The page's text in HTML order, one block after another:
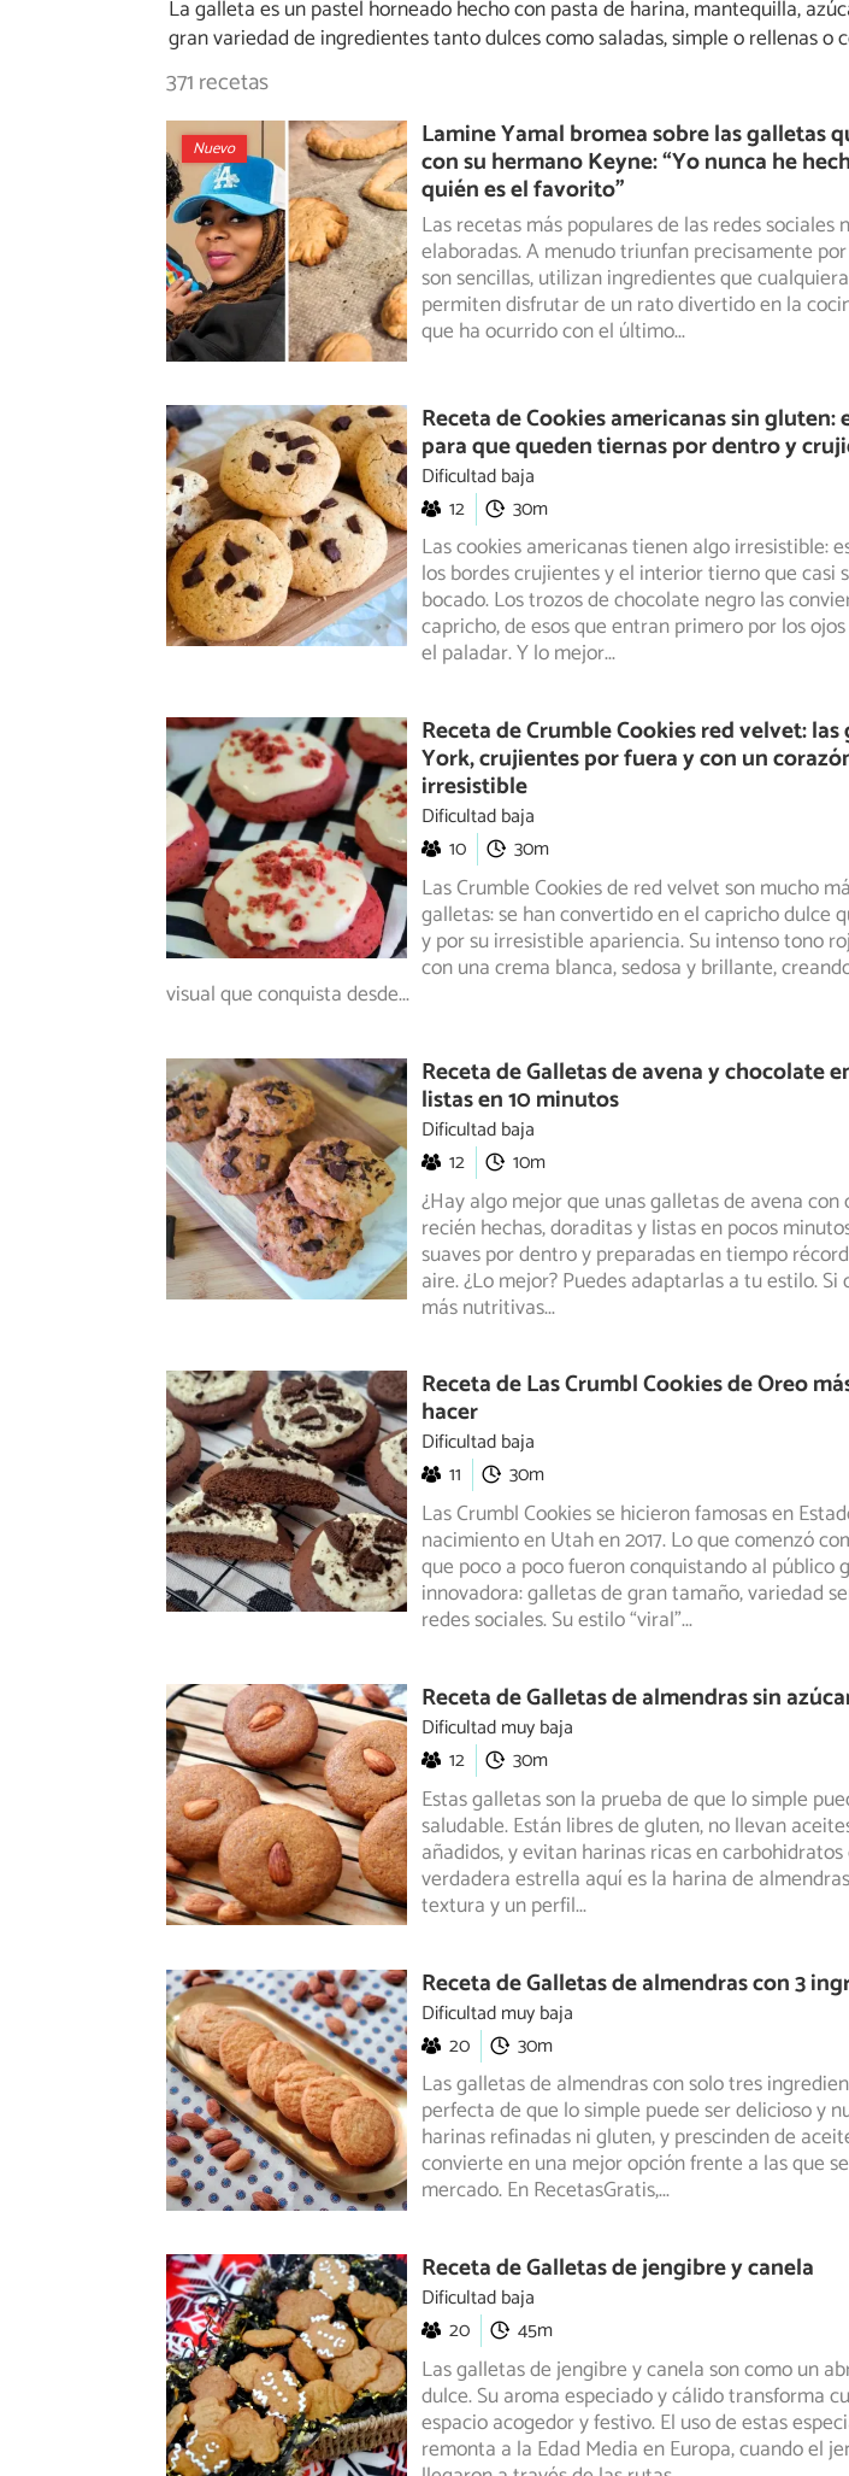
La galleta es un pastel horneado hecho con pasta de harina, mantequilla,
gran variedad de ingredientes tanto dulces como saladas, simple o rellenas o
371 recetas
Lamine Yamal bromea sobre las galletas
con su hermano Keyne: “Yo nunca he
quién es el favorito”
Nuevo
Las recetas más populares de las redes sociales
elaboradas. A menudo triunfan precisamente
sonsencillas, utilizan ingredientes que
permiten disfrutar de un rato divertido en la
que ha ocurrido con el último...
Receta de Cookies americanas sin
para que queden tiernas por dentro y
Dificultad baja
12
30m
Las cookies americanas tienen algo irresistible:
los bordes crujientes y el interior tierno que casi
bocado. Los trozos de chocolate negro las
capricho, de esos que entran primero por los
el paladar. Y lo mejor...
Receta de Crumble Cookies red velvet:
York, crujientes por fuera y con un
irresistible
Dificultad baja
10
30m
Las Crumble Cookies de red velvet son mucho
galletas: se han convertido en el capricho dulce
ypor su irresistible apariencia. Su intenso tono
con una crema blanca, sedosa y brillante,
visual que conquista desde...
Receta de Galletas de avena y chocolate
listas en 10 minutos
Dificultad baja
12
10m
¿Hay algo mejor que unas galletas de avena
recién hechas, doraditas y listas en pocos
suaves por dentro y preparadas en tiempo
aire. ¿Lo mejor? Puedes adaptarlas a tu estilo.
más nutritivas...
Receta de Las Crumbl Cookies de Oreo
hacer
Dificultad baja
11
30m
Las Crumbl Cookies se hicieron famosas en
nacimiento en Utah en 2017. Lo que comenzó
que pocoa poco fueron conquistando al público
innovadora: galletas de gran tamaño, variedad
redes sociales. Su estilo “viral”...
Receta de Galletas de almendras sin
Dificultad muy baja
12
30m
Estas galletas son la prueba de que lo simple
saludable. Están libres de gluten, no llevan
añadidos, y evitan harinas ricas en
verdadera estrella aquí es la harina de
textura y un perfil...
Receta de Galletas de almendras con 3
Dificultad muy baja
20
30m
Las galletas de almendras con solo tres
perfecta de que lo simple puede ser delicioso y
harinasrefinadas ni gluten, y prescinden de
convierte en una mejor opción frente a las que
mercado. En RecetasGratis,...
Receta de Galletas de jengibre y canela
Dificultad baja
20
45m
Las galletas de jengibre y canela son como un
dulce. Su aroma especiado y cálido transforma
espacioacogedor y festivo. El uso de estas
remonta a la Edad Media en Europa, cuando el